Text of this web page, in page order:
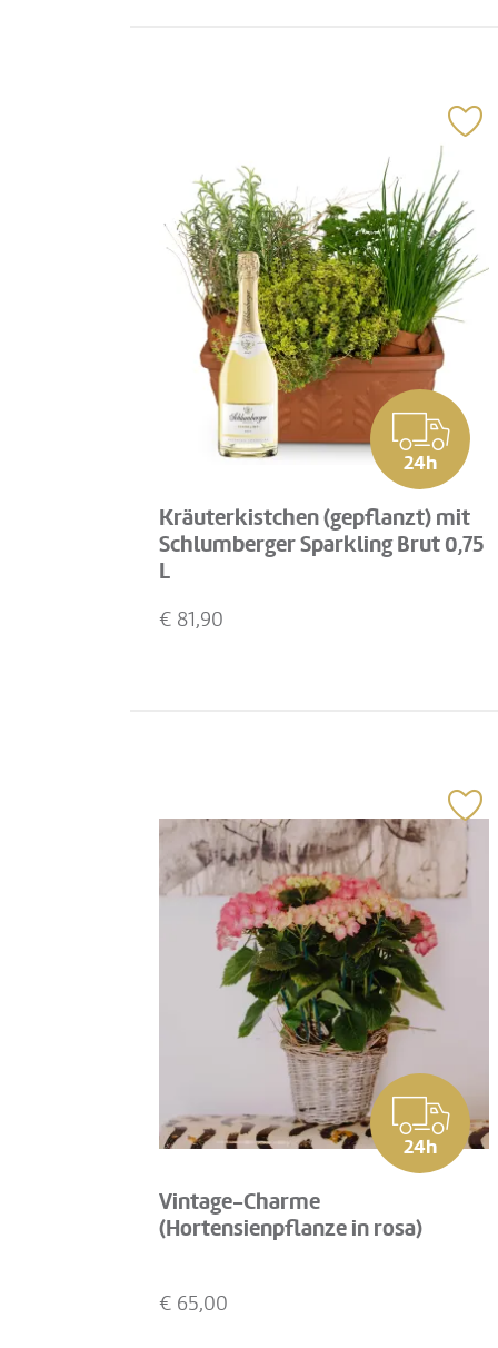
24h
Kräuterkistchen (gepflanzt) mit
Schlumberger Sparkling Brut 0,75
L
€ 81,90
24h
Vintage-Charme
(Hortensienpflanze in rosa)
€ 65,00